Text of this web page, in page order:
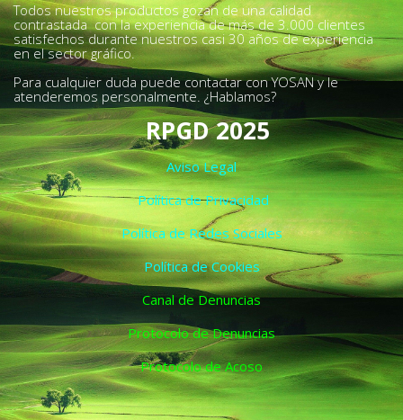
Todos nuestros productos gozan de una calidad
contrastada con la experiencia de más de 3.000 clientes
satisfechos durante nuestros casi 30 años de experiencia
en el sector gráfico.
Para cualquier duda puede contactar con YOSAN y le
atenderemos personalmente. ¿Hablamos?
RPGD 2025
Aviso Legal
Política de Privacidad
Política de Redes Sociales
Política de Cookies
Canal de Denuncias
Protocolo de Denuncias
Protocolo de Acoso